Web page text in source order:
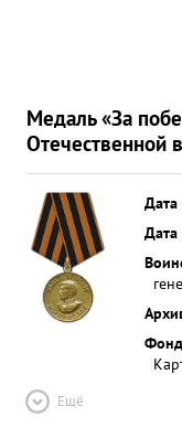
Медаль «За
Отечественной
Дата
Ещё